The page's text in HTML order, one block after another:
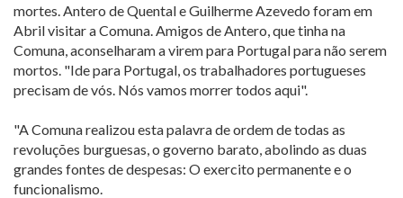
mortes. Antero de Quental e Guilherme Azevedo foram em
Abril visitar a Comuna. Amigos de Antero, que tinha na
Comuna, aconselharam a virem para Portugal para não serem
mortos. "Ide para Portugal, os trabalhadores portugueses
precisam de vós. Nós vamos morrer todos aqui".
"A Comuna realizou esta palavra de ordem de todas as
revoluções burguesas, o governo barato, abolindo as duas
grandes fontes de despesas: O exercito permanente e o
funcionalismo.